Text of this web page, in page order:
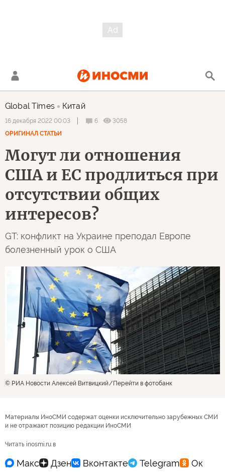
Global Times Китай
16 декабря 2022 00:03 6
3058
ОРИГИНАЛ СТАТЬИ
Могут ли отношения
США и ЕС продлиться при
отсутствии общих
интересов?
GT: конфликт на Украине преподал Европе
болезненный урок о США
© РИА Новости Алексей Витвицкий Перейти в фотобанк
Материалы ИноСМИ содержат оценки исключительно зарубежных СМИ
и не отражают позицию редакции ИноСМИ
Читать inosmi.ru в